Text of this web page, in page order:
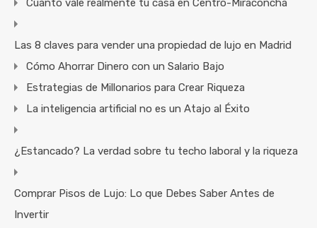
Las 8 claves para vender una propiedad de lujo en Madrid
Cómo Ahorrar Dinero con un Salario Bajo
Estrategias de Millonarios para Crear Riqueza
La inteligencia artificial no es un Atajo al Éxito
¿Estancado? La verdad sobre tu techo laboral y la riqueza
Comprar Pisos de Lujo: Lo que Debes Saber Antes de
Invertir